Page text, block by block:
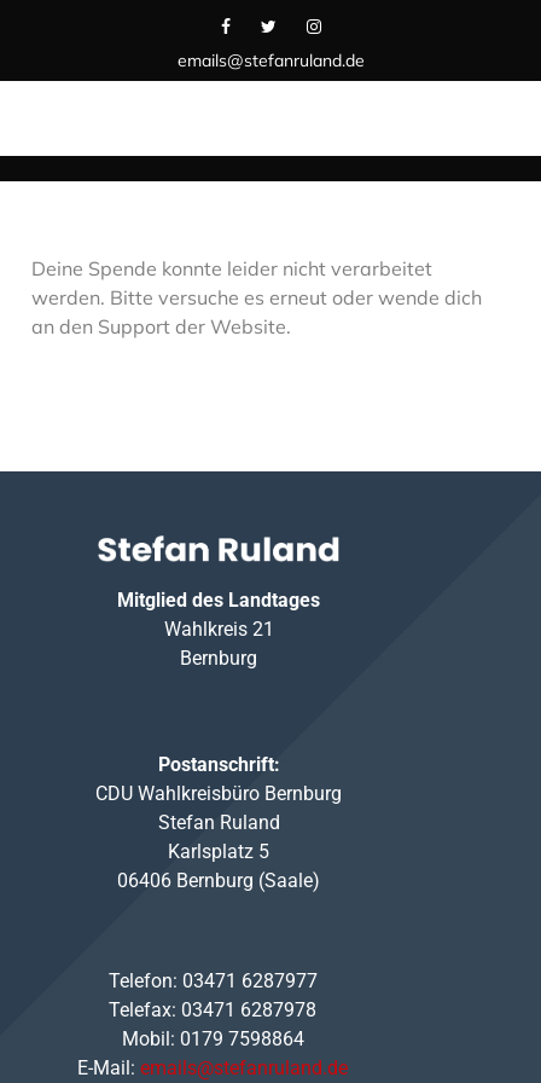
emails@stefanruland.de
Deine Spende konnte leider nicht verarbeitet
werden. Bitte versuche es erneut oder wende dich
an den Support der Website.
Mitglied des Landtages
Wahlkreis 21
Bernburg
Postanschrift:
CDU Wahlkreisbüro Bernburg
Stefan Ruland
Karlsplatz 5
06406 Bernburg (Saale)
Telefon: 03471 6287977
Telefax: 03471 6287978
Mobil: 0179 7598864
E-Mail:emails@stefanruland.de